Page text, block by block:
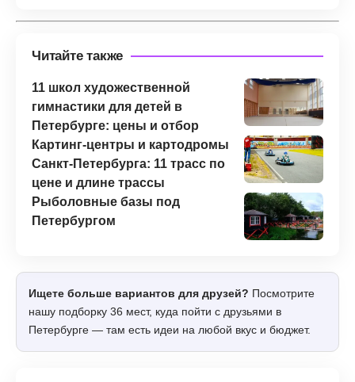
Читайте также
11 школ художественной
гимнастики для детей в
Петербурге: цены и отбор
Картинг-центры и картодромы
Санкт-Петербурга: 11 трасс по
цене и длине трассы
Рыболовные базы под
Петербургом
Ищете больше вариантов для друзей? Посмотрите
нашу подборку 36 мест, куда пойти с друзьями в
Петербурге — там есть идеи на любой вкус и бюджет.